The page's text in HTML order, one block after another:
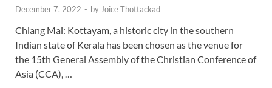
December 7, 2022 - by Joice Thottackad
Chiang Mai: Kottayam, a historic city in the southern
Indian state of Kerala has been chosen as the venue for
the 15th General Assembly of the Christian Conference of
Asia (CCA), …